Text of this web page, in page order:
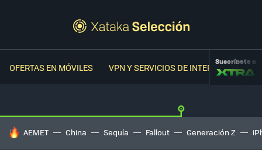
OFERTAS EN MÓVILES VPN Y SERVICIOS DE INTERNETSuscríbete a
HOY SE HABLA DE
AEMET China Sequía Fallout Generación Z